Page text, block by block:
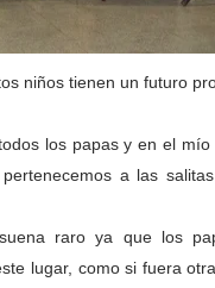
niños tienen un futuro
los papas y en el mío
a las
raro ya que los
lugar, como si fuera